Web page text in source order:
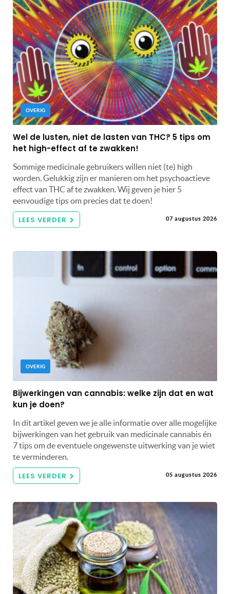
OVERIG
Wel de lusten, niet de lasten van THC? 5 tips om
het high-effect af te zwakken!
Sommige medicinale gebruikers willen niet (te) high
worden. Gelukkig zijn er manieren om het psychoactieve
effect van THC af te zwakken. Wij geven je hier 5
eenvoudige tips om precies dat te doen!
LEES VERDER 07 augustus 2026
OVERIG
Bijwerkingen van cannabis: welke zijn dat en wat
kun je doen?
In dit artikel geven we je alle informatie over alle mogelijke
bijwerkingen van het gebruik van medicinale cannabis én
7 tips om de eventuele ongewenste uitwerking van je wiet
te verminderen.
LEES VERDER 05 augustus 2026